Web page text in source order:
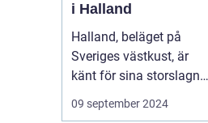
i Halland
Halland, beläget på
Sveriges västkust, är
känt för sina storslagna
stränder, djupa skogar
och rika kulturarv. Det är
09 september 2024